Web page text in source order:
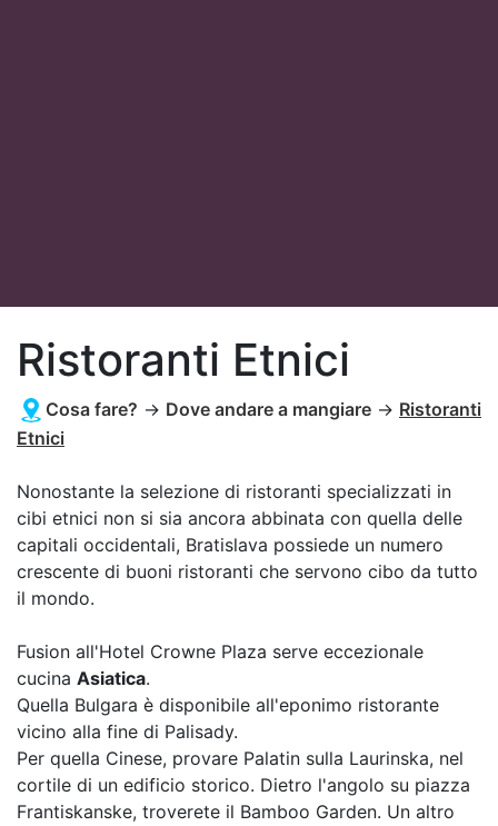
Ristoranti Etnici
Cosa fare? → Dove andare a mangiare → Ristoranti
Etnici
Nonostante la selezione di ristoranti specializzati in
cibi etnici non si sia ancora abbinata con quella delle
capitali occidentali, Bratislava possiede un numero
crescente di buoni ristoranti che servono cibo da tutto
il mondo.
Fusion all'Hotel Crowne Plaza serve eccezionale
cucina Asiatica.
Quella Bulgara è disponibile all'eponimo ristorante
vicino alla fine di Palisady.
Per quella Cinese, provare Palatin sulla Laurinska, nel
cortile di un edificio storico. Dietro l'angolo su piazza
Frantiskanske, troverete il Bamboo Garden. Un altro